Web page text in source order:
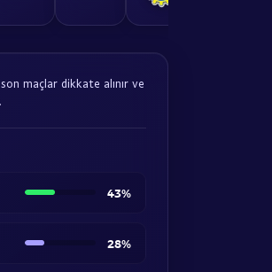
maçlar dikkate alınır ve
43%
28%